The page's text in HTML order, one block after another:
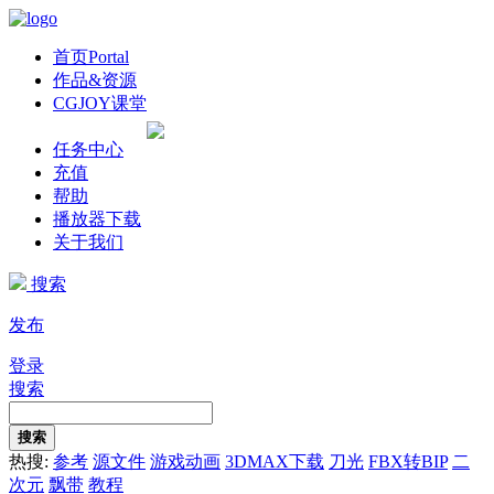
首页Portal
作品&资源
CGJOY课堂
任务中心
充值
帮助
播放器下载
关于我们
搜索
发布
登录
搜索
搜索
热搜: 参考 源文件 游戏动画 3DMAX下载 刀光 FBX转BIP 二
次元 飘带 教程